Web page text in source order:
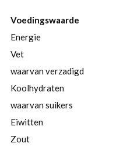
Voedingswaarde
Energie
Vet
waarvan verzadigd
Koolhydraten
waarvan suikers
Eiwitten
Zout